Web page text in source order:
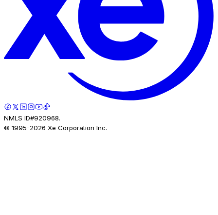
NMLS ID#920968.
© 1995-2026 Xe Corporation Inc.